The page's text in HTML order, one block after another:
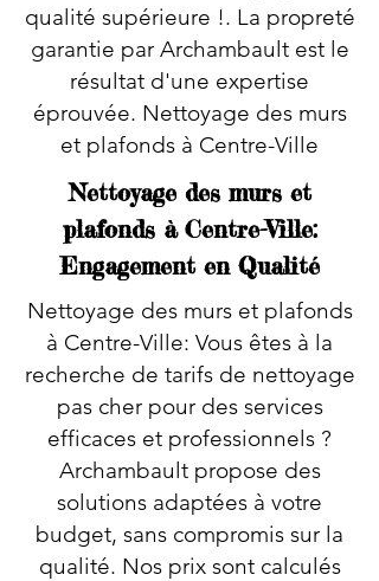
qualité supérieure !. La propreté
garantie par Archambault est le
résultat d'une expertise
éprouvée. Nettoyage des murs
et plafonds à Centre-Ville
Nettoyage des murs et
plafonds à Centre-Ville:
Engagement en Qualité
Nettoyage des murs et plafonds
à Centre-Ville: Vous êtes à la
recherche de tarifs de nettoyage
pas cher pour des services
efficaces et professionnels ?
Archambault propose des
solutions adaptées à votre
budget, sans compromis sur la
qualité. Nos prix sont calculés